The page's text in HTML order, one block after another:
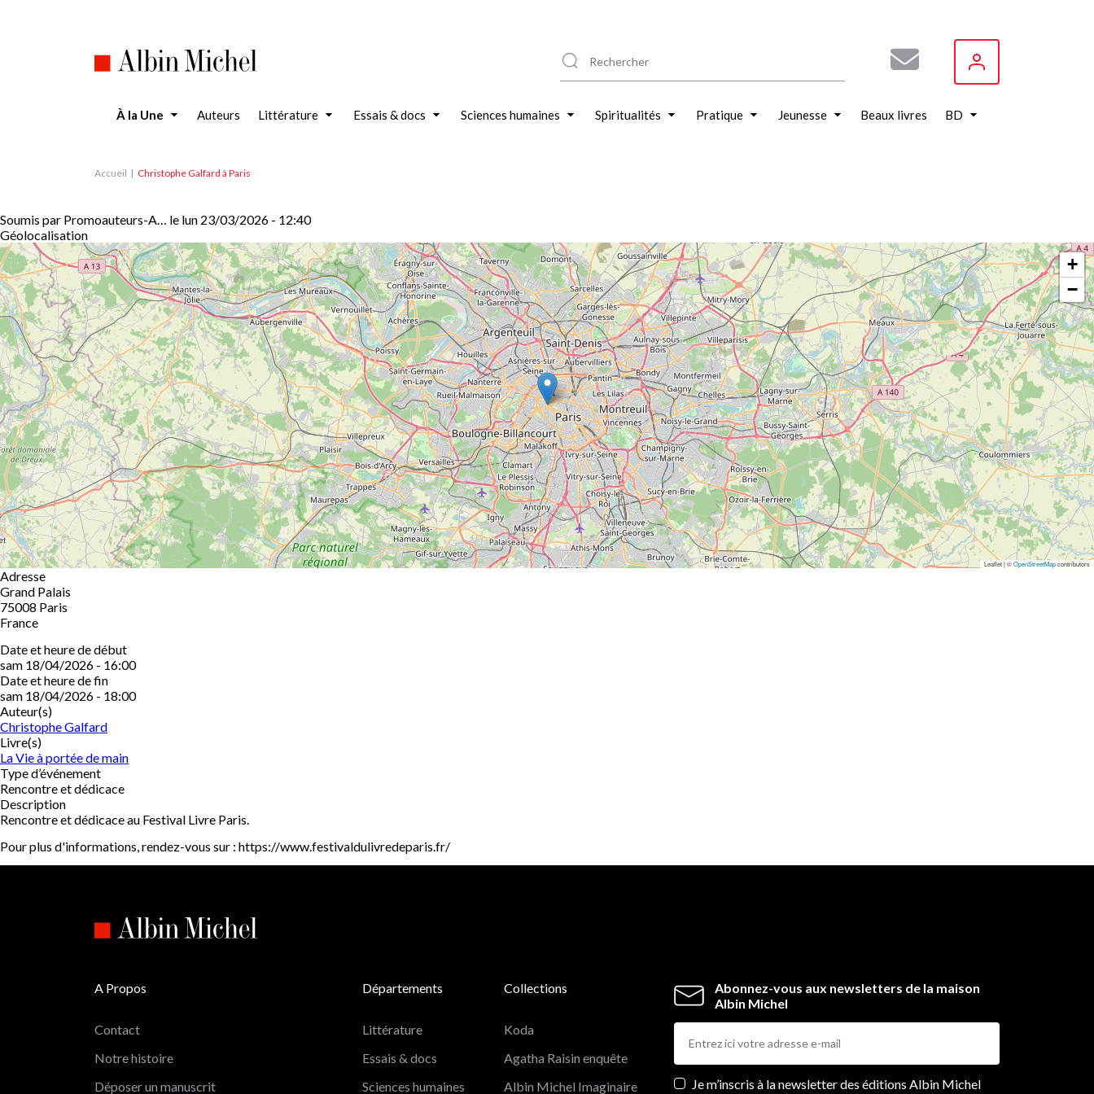
À la Une Auteurs Littérature Essais & docs Sciences humaines Spiritualités Pratique Jeunesse Beaux livres BD
Accueil Christophe Galfard à Paris
Soumis par Promoauteurs-A… le lun 23/03/2026 - 12:40
Géolocalisation
+
−
Leaflet | ©OpenStreetMapcontributors
Adresse
Grand Palais
75008 Paris
France
Date et heure de début
sam 18/04/2026 - 16:00
Date et heure de fin
sam 18/04/2026 - 18:00
Auteur(s)
Christophe Galfard
Livre(s)
La Vie à portée de main
Type d’événement
Rencontre et dédicace
Description
Rencontre et dédicace au Festival Livre Paris.
Pour plus d'informations, rendez-vous sur : https://www.festivaldulivredeparis.fr/
Abonnez-vous aux newsletters de la maison
Albin Michel
Newsletters
Je m’inscris à la newsletter des éditions Albin Michel
A Propos
Contact
Notre histoire
Déposer un manuscrit
Départements
Littérature
Essais & docs
Sciences humaines
Collections
Koda
Agatha Raisin enquête
Albin Michel Imaginaire